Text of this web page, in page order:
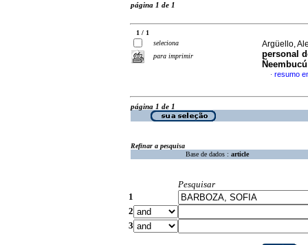
página 1 de 1
1 / 1
seleciona
para imprimir
Argüello,
personal
Ñeembucú
· resumo
página 1 de 1
Refinar a pesquisa
Base de dados : article
Pesquisar
1
2
3